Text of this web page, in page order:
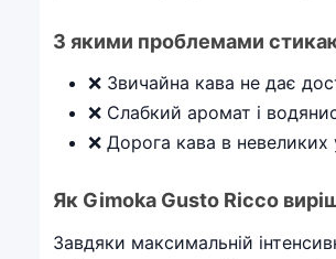
З якими проблемами
❌ Звичайна кава не дає
❌ Слабкий аромат і
❌ Дорога кава в
Як Gimoka Gusto Ricco
Завдяки максимальній